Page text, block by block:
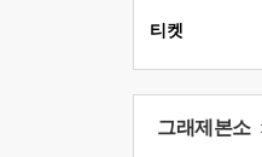
티켓
그래제본소